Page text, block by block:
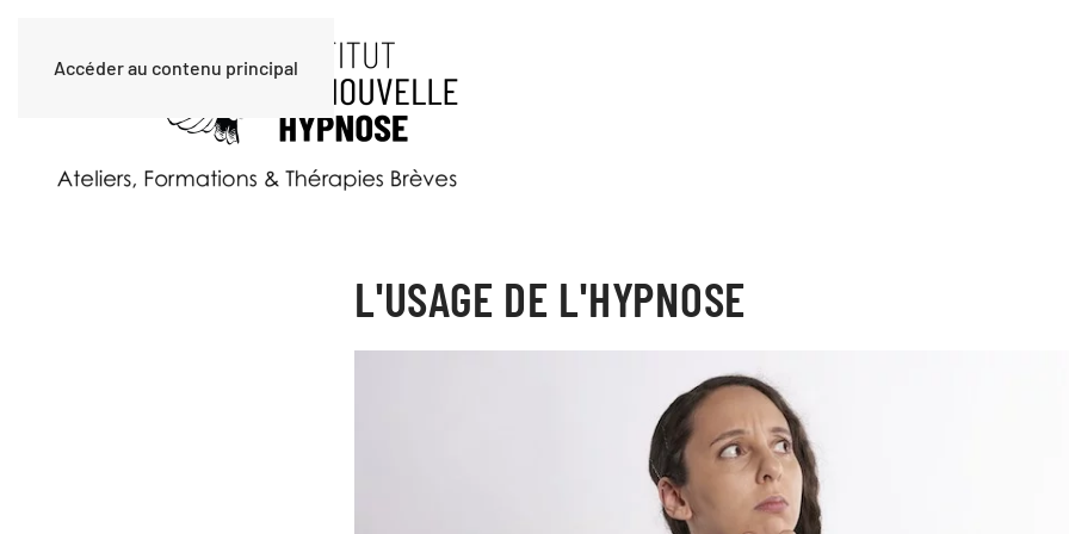
Accéder au contenu principal
L'USAGE DE L'HYPNOSE